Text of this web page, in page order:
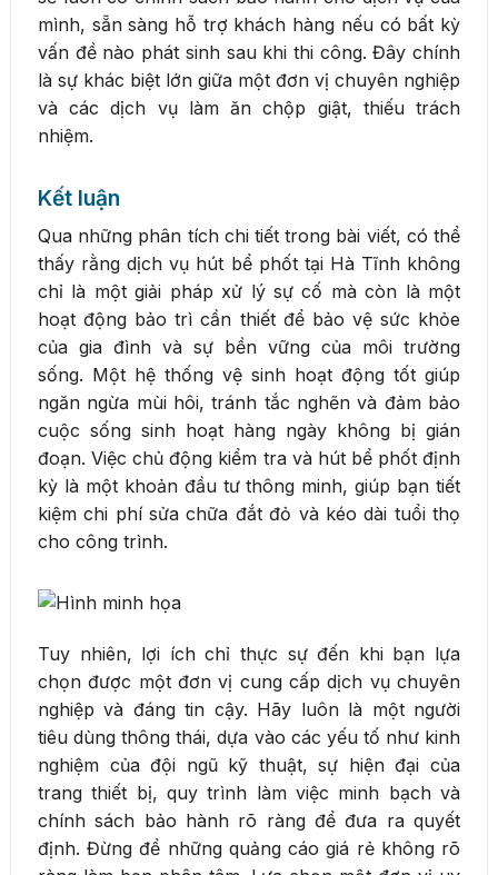
mình, sẵn sàng hỗ trợ khách hàng nếu có bất kỳ
vấn đề nào phát sinh sau khi thi công. Đây chính
là sự khác biệt lớn giữa một đơn vị chuyên nghiệp
và các dịch vụ làm ăn chộp giật, thiếu trách
nhiệm.
Kết luận
Qua những phân tích chi tiết trong bài viết, có thể
thấy rằng dịch vụ hút bể phốt tại Hà Tĩnh không
chỉ là một giải pháp xử lý sự cố mà còn là một
hoạt động bảo trì cần thiết để bảo vệ sức khỏe
của gia đình và sự bền vững của môi trường
sống. Một hệ thống vệ sinh hoạt động tốt giúp
ngăn ngừa mùi hôi, tránh tắc nghẽn và đảm bảo
cuộc sống sinh hoạt hàng ngày không bị gián
đoạn. Việc chủ động kiểm tra và hút bể phốt định
kỳ là một khoản đầu tư thông minh, giúp bạn tiết
kiệm chi phí sửa chữa đắt đỏ và kéo dài tuổi thọ
cho công trình.
Tuy nhiên, lợi ích chỉ thực sự đến khi bạn lựa
chọn được một đơn vị cung cấp dịch vụ chuyên
nghiệp và đáng tin cậy. Hãy luôn là một người
tiêu dùng thông thái, dựa vào các yếu tố như kinh
nghiệm của đội ngũ kỹ thuật, sự hiện đại của
trang thiết bị, quy trình làm việc minh bạch và
chính sách bảo hành rõ ràng để đưa ra quyết
định. Đừng để những quảng cáo giá rẻ không rõ